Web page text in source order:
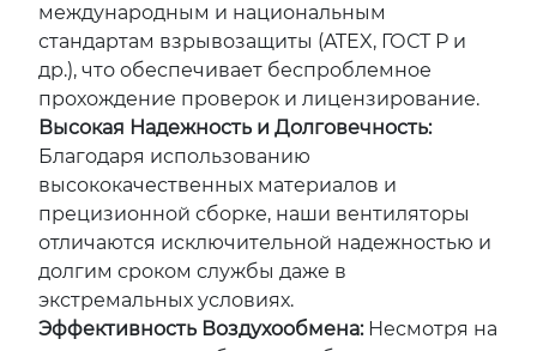
международным и национальным
стандартам взрывозащиты (ATEX, ГОСТ Р и
др.), что обеспечивает беспроблемное
прохождение проверок и лицензирование.
Высокая Надежность и Долговечность:
Благодаря использованию
высококачественных материалов и
прецизионной сборке, наши вентиляторы
отличаются исключительной надежностью и
долгим сроком службы даже в
экстремальных условиях.
Эффективность Воздухообмена:Несмотря на